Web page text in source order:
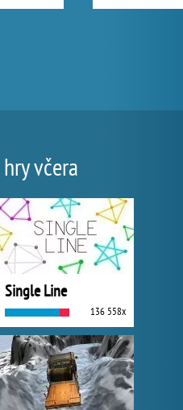
včera
Single Line
136 558x